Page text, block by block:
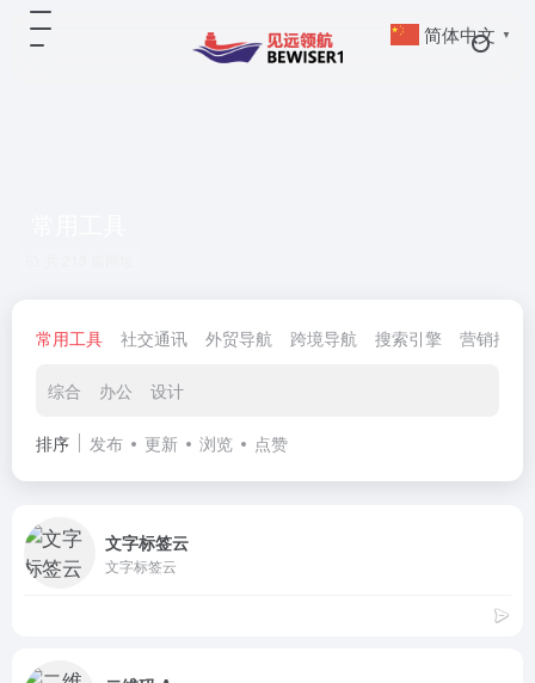
常用工具 社交通讯 外贸导航 跨境导航 搜索引擎 营销推广
综合 办公 设计
排序 发布 更新 浏览 点赞
文字标签云
文字标签云
简体中文 ▼